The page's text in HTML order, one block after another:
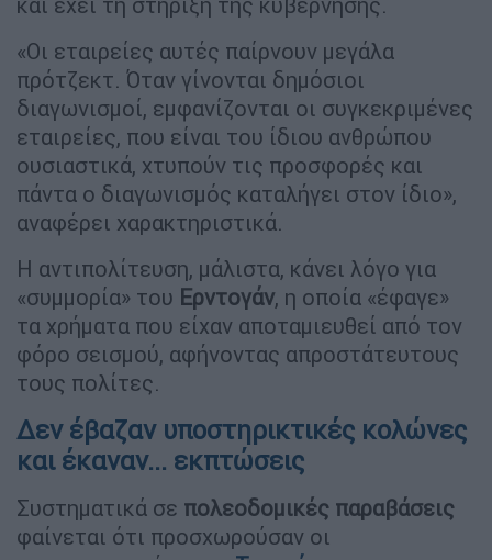
«Οι εταιρείες αυτές παίρνουν μεγάλα
πρότζεκτ. Όταν γίνονται δημόσιοι
διαγωνισμοί, εμφανίζονται οι συγκεκριμένες
εταιρείες, που είναι του ίδιου ανθρώπου
ουσιαστικά, χτυπούν τις προσφορές και
πάντα ο διαγωνισμός καταλήγει στον ίδιο»,
αναφέρει χαρακτηριστικά.
Η αντιπολίτευση, μάλιστα, κάνει λόγο για
«συμμορία» του Ερντογάν, η οποία «έφαγε»
τα χρήματα που είχαν αποταμιευθεί από τον
φόρο σεισμού, αφήνοντας απροστάτευτους
τους πολίτες.
Δεν έβαζαν υποστηρικτικές κολώνες
και έκαναν... εκπτώσεις
Συστηματικά σε πολεοδομικές παραβάσεις
φαίνεται ότι προσχωρούσαν οι